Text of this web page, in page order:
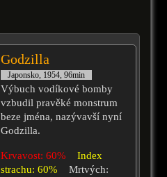
Godzilla
Japonsko, 1954, 96min
Výbuch vodíkové bomby
vzbudil pravěké monstrum
beze jména, nazývavší nyní
Godzilla.
Krvavost: 60%
Index
strachu: 60%
Mrtvých: